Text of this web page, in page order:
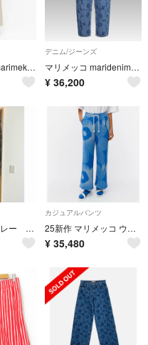
マリメッコ marimekko HAKKU パンツ トラウザーズ スラックス
デニム/ジーンズ
マリメッコ maridenim barrel unikko W28-L30
¥ 36,200
マリデニム グレー maridenim marimekko
カジュアルパンツ
25新作 マリメッコ ウニッコ ブルー ワイドストレート スウェット パンツ S
¥ 35,480